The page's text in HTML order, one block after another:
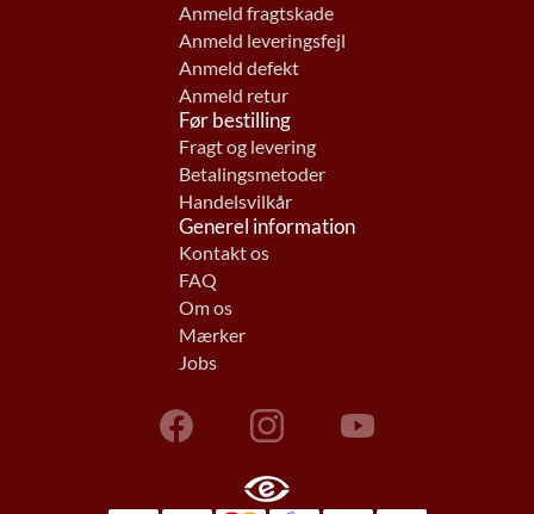
Anmeld fragtskade
Anmeld leveringsfejl
Anmeld defekt
Anmeld retur
Før bestilling
Fragt og levering
Betalingsmetoder
Handelsvilkår
Generel information
Kontakt os
FAQ
Om os
Mærker
Jobs